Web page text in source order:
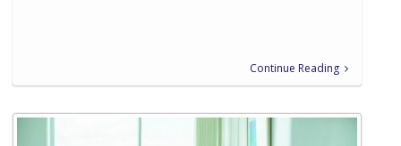
Continue Reading